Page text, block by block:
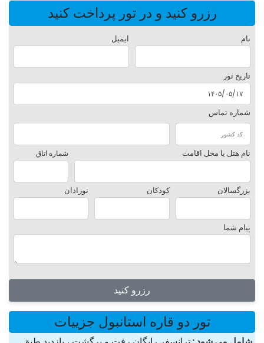
رزرو کنید و در تور پرداخت کنید
نام ایمیل
تاریخ تور
شماره تماس
نام هتل یا محل اقامت شماره اتاق
بزرگسالان کودکان نوزادان
پیام شما
رزرو کنید
تور دو قاره استانبول جزییات